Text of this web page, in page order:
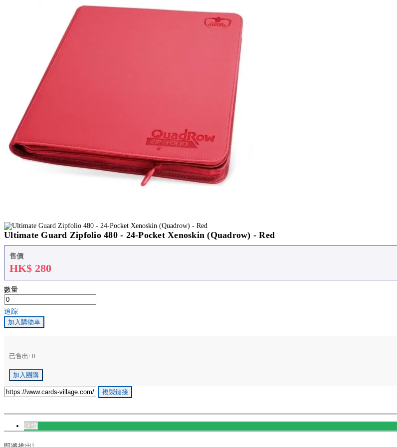
Ultimate Guard Zipfolio 480 - 24-Pocket Xenoskin (Quadrow) - Red
售價
HK$ 280
數量
追踪
加入購物車
已售出: 0
加入團購
複製鏈接
詳情